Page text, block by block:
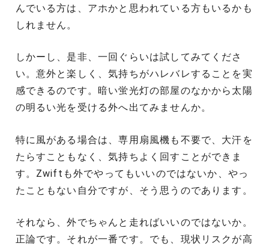
んでいる方は、アホかと思われている方もいるかも
しれません。
しかーし、是非、一回ぐらいは試してみてくださ
い。意外と楽しく、気持ちがハレバレすることを実
感できるのです。暗い蛍光灯の部屋のなかから太陽
の明るい光を受ける外へ出てみませんか。
特に風がある場合は、専用扇風機も不要で、大汗を
たらすこともなく、気持ちよく回すことができま
す。Zwiftも外でやってもいいのではないか、やっ
たこともない自分ですが、そう思うのであります。
それなら、外でちゃんと走ればいいのではないか。
正論です。それが一番です。でも、現状リスクが高